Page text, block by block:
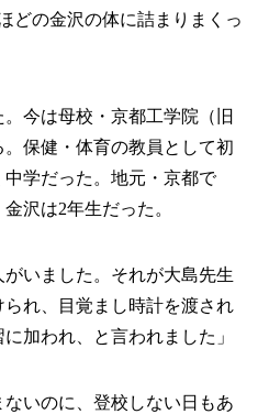
どの金沢の体に詰まりまくっ
今は母校・京都工学院（旧
保健・体育の教員として初
学だった。地元・京都で
沢は2年生だった。
がいました。それが大島先生
れ、目覚まし時計を渡され
加われ、と言われました」
いのに、登校しない日もあ